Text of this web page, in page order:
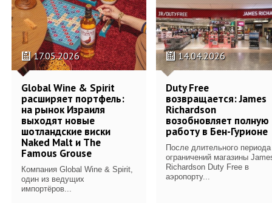
17.05.2026
Global Wine & Spirit
расширяет портфель:
на рынок Израиля
выходят новые
шотландские виски
Naked Malt и The
Famous Grouse
Компания Global Wine & Spirit,
один из ведущих
импортёров...
14.04.2026
Duty Free
возвращается: James
Richardson
возобновляет полную
работу в Бен-Гурионе
После длительного периода
ограничений магазины
Richardson Duty Free в
аэропорту...